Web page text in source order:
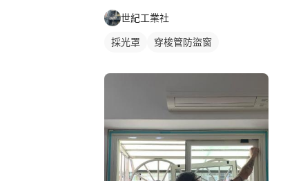
世紀工業社
採光罩 穿梭管防盜窗